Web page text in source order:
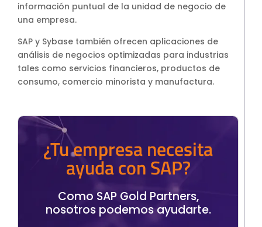
información puntual de la unidad de negocio de
una empresa.
SAP y Sybase también ofrecen aplicaciones de
análisis de negocios optimizadas para industrias
tales como servicios financieros, productos de
consumo, comercio minorista y manufactura.
¿Tu empresa necesita
ayuda con SAP?
Como SAP Gold Partners,
nosotros podemos ayudarte.